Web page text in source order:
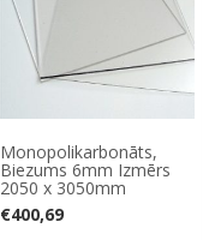
Monopolikarbonāts,
Biezums 6mm Izmērs
2050 х 3050mm
€400,69